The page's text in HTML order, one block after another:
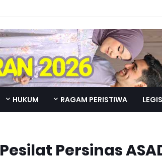
RAGAM PERISTIWA
HUKUM
795 Pesilat Persinas